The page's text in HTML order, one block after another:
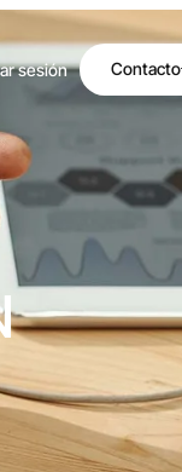
sesión Contacto